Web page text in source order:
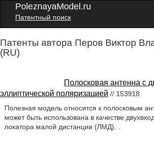
PoleznayaModel.ru
Патентный поиск
Патенты автора Перов Виктор
(RU)
Полосковая антенна с
эллиптической поляризацией // 153918
Полезная модель относится к полосковым
может быть использована в качестве
локатора малой дистанции (ЛМД). .